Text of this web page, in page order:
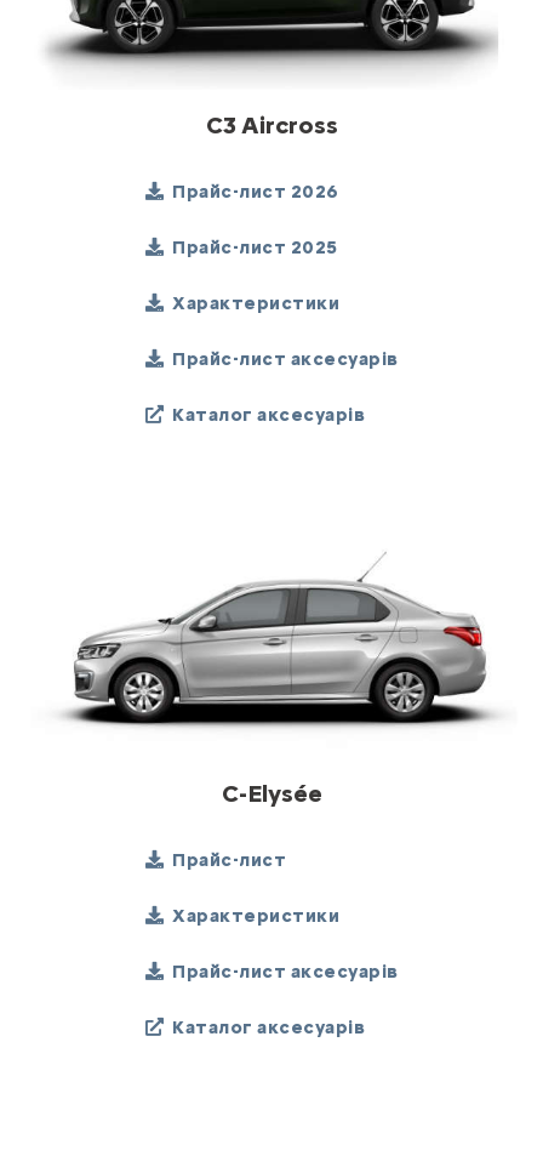
C3 Aircross
Прайс-лист 2026
Прайс-лист 2025
Характеристики
Прайс-лист аксесуарів
Каталог аксесуарів
C-Elysée
Прайс-лист
Характеристики
Прайс-лист аксесуарів
Каталог аксесуарів